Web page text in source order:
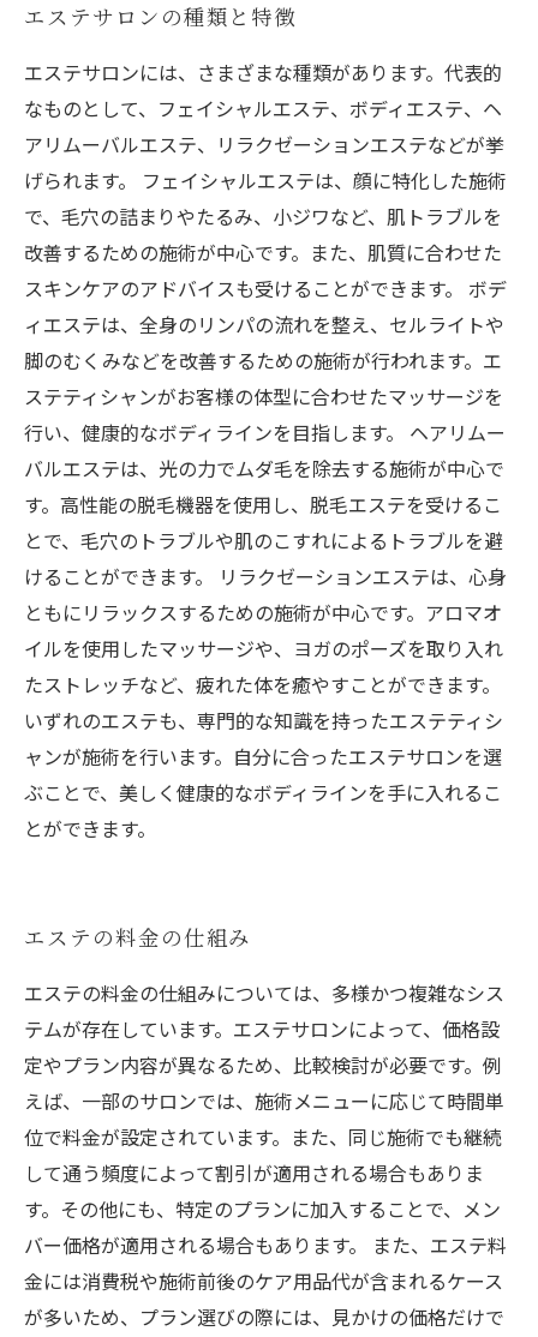
エステサロンの種類と特徴
エステサロンには、さまざまな種類があります。代表的
なものとして、フェイシャルエステ、ボディエステ、ヘ
アリムーバルエステ、リラクゼーションエステなどが挙
げられます。 フェイシャルエステは、顔に特化した施術
で、毛穴の詰まりやたるみ、小ジワなど、肌トラブルを
改善するための施術が中心です。また、肌質に合わせた
スキンケアのアドバイスも受けることができます。 ボデ
ィエステは、全身のリンパの流れを整え、セルライトや
脚のむくみなどを改善するための施術が行われます。エ
ステティシャンがお客様の体型に合わせたマッサージを
行い、健康的なボディラインを目指します。 ヘアリムー
バルエステは、光の力でムダ毛を除去する施術が中心で
す。高性能の脱毛機器を使用し、脱毛エステを受けるこ
とで、毛穴のトラブルや肌のこすれによるトラブルを避
けることができます。 リラクゼーションエステは、心身
ともにリラックスするための施術が中心です。アロマオ
イルを使用したマッサージや、ヨガのポーズを取り入れ
たストレッチなど、疲れた体を癒やすことができます。
いずれのエステも、専門的な知識を持ったエステティシ
ャンが施術を行います。自分に合ったエステサロンを選
ぶことで、美しく健康的なボディラインを手に入れるこ
とができます。
エステの料金の仕組み
エステの料金の仕組みについては、多様かつ複雑なシス
テムが存在しています。エステサロンによって、価格設
定やプラン内容が異なるため、比較検討が必要です。例
えば、一部のサロンでは、施術メニューに応じて時間単
位で料金が設定されています。また、同じ施術でも継続
して通う頻度によって割引が適用される場合もありま
す。その他にも、特定のプランに加入することで、メン
バー価格が適用される場合もあります。 また、エステ料
金には消費税や施術前後のケア用品代が含まれるケース
が多いため、プラン選びの際には、見かけの価格だけで